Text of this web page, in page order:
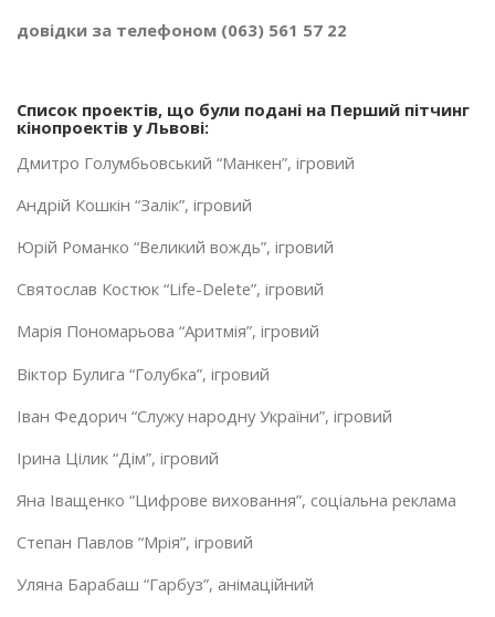
довідки за телефоном (063) 561 57 22
Список проектів, що були подані на Перший пітчинг
кінопроектів у Львові:
Дмитро Голумбьовський “Манкен”, ігровий
Андрій Кошкін “Залік”, ігровий
Юрій Романко “Великий вождь”, ігровий
Святослав Костюк “Life-Delete”, ігровий
Марія Пономарьова “Аритмія”, ігровий
Віктор Булига “Голубка”, ігровий
Іван Федорич “Служу народну України”, ігровий
Ірина Цілик “Дім”, ігровий
Яна Іващенко “Цифрове виховання”, соціальна реклама
Степан Павлов “Мрія”, ігровий
Уляна Барабаш “Гарбуз”, анімаційний